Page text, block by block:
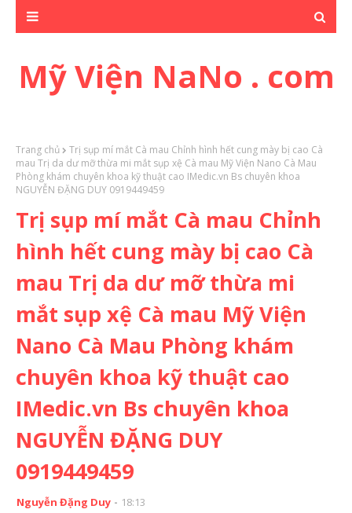
Mỹ Viện NaNo . com
Trang chủ
Trị sụp mí mắt Cà mau Chỉnh hình hết cung mày bị cao Cà
mau Trị da dư mỡ thừa mi mắt sụp xệ Cà mau Mỹ Viện Nano Cà Mau
Phòng khám chuyên khoa kỹ thuật cao IMedic.vn Bs chuyên khoa
NGUYỄN ĐẶNG DUY 0919449459
Trị sụp mí mắt Cà mau Chỉnh
hình hết cung mày bị cao Cà
mau Trị da dư mỡ thừa mi
mắt sụp xệ Cà mau Mỹ Viện
Nano Cà Mau Phòng khám
chuyên khoa kỹ thuật cao
IMedic.vn Bs chuyên khoa
NGUYỄN ĐẶNG DUY
0919449459
Nguyễn Đặng Duy 18:13